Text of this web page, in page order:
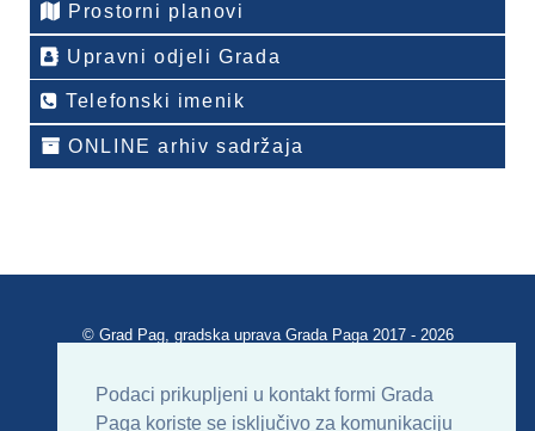
Podaci prikupljeni u kontakt formi Grada
Paga koriste se isključivo za komunikaciju
Prostorni planovi
Upravni odjeli Grada
Telefonski imenik
ONLINE arhiv sadržaja
© Grad Pag, gradska uprava Grada Paga 2017 - 2026